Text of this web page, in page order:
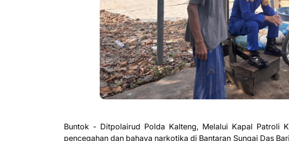
Buntok - Ditpolairud Polda Kalteng, Melalui Kapal Patroli
pencegahan dan bahaya narkotika di Bantaran Sungai Das